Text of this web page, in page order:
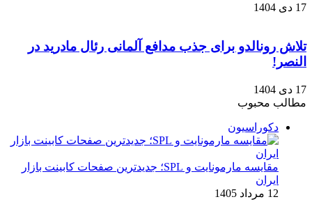
17 دی 1404
تلاش رونالدو برای جذب مدافع آلمانی رئال مادرید در
النصر!
17 دی 1404
مطالب محبوب
دکوراسیون
مقایسه مارمونایت و SPL؛ جدیدترین صفحات کابینت بازار
ایران
12 مرداد 1405